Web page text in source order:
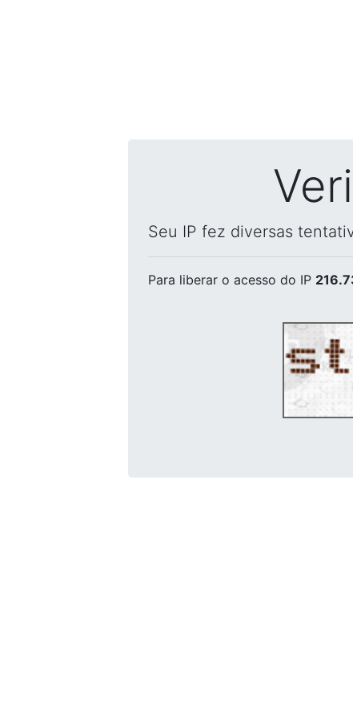
Seu IP fez diversas
Para liberar o acesso do IP